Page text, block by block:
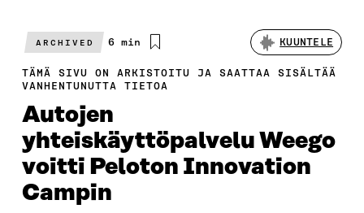
ARCHIVED
Arvioitu
6 min KUUNTELE
TÄMÄ SIVU ON ARKISTOITU JA SAATTAA SISÄLTÄÄ
VANHENTUNUTTA TIETOA
Autojen
yhteiskäyttöpalvelu Weego
voitti Peloton Innovation
Campin